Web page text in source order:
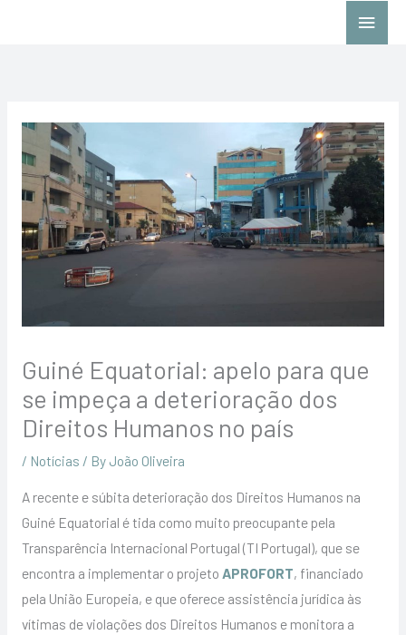
Main
Guiné Equatorial: apelo para que
se impeça a deterioração dos
Direitos Humanos no país
/ Notícias / By João Oliveira
A recente e súbita deterioração dos Direitos Humanos na
Guiné Equatorial é tida como muito preocupante pela
Transparência Internacional Portugal (TI Portugal), que se
encontra a implementar o projeto APROFORT, financiado
pela União Europeia, e que oferece assistência jurídica às
vítimas de violações dos Direitos Humanos e monitora a